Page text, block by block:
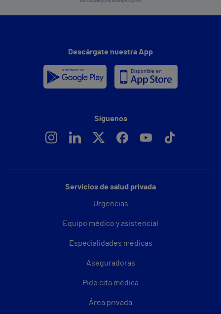
Servicios de salud privada
Urgencias
Equipo médico y asistencial
Especialidades médicas
Aseguradoras
Pide cita médica
Área privada
Descárgate nuestra App
Síguenos